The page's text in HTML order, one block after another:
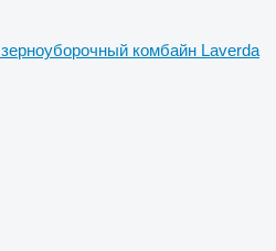
зерноуборочный комбайн Laverda